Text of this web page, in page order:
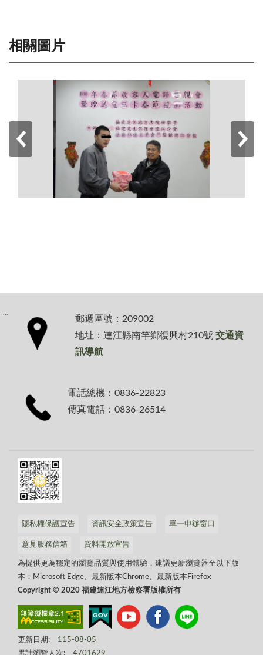
相關圖片
:::
郵遞區號：209002
地址：連江縣南竿鄉復興村210號 交通資
訊導航
電話總機：0836-22823
傳真電話：0836-26514
隱私權保護宣告 資訊安全政策宣告 單一申辦窗口
意見服務信箱 資料開放宣告
為提供更為穩定的瀏覽品質與使用體驗，建議更新瀏覽器至以下版
本：Microsoft Edge、最新版本Chrome、最新版本Firefox
Copyright © 2020 福建連江地方檢察署版權所有
更新日期:
115-08-05